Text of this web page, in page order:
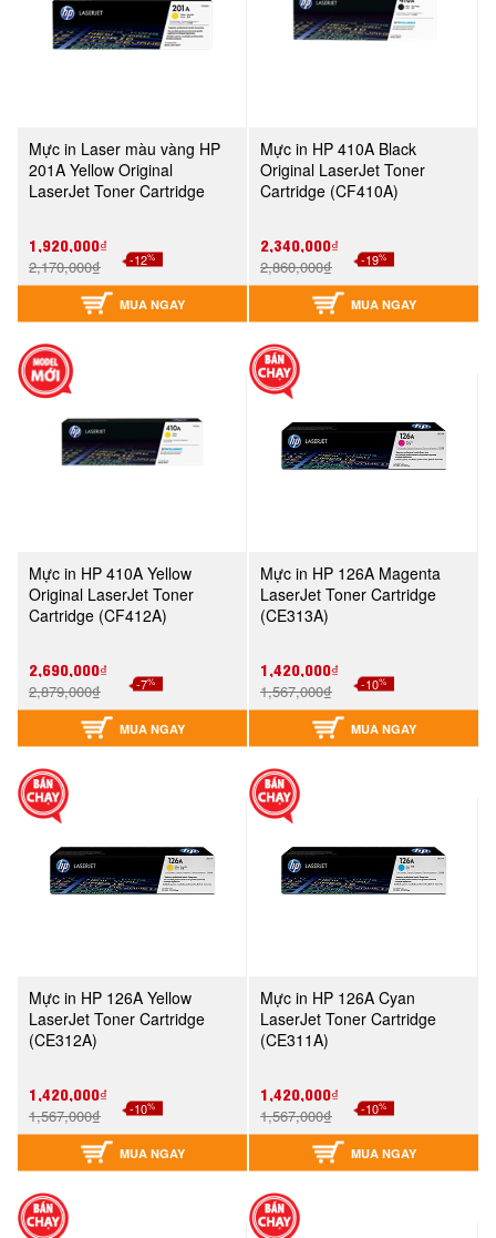
Mực in Laser màu vàng HP
201A Yellow Original
LaserJet Toner Cartridge
1,920,000₫
2,170,000₫ -12%
MUA NGAY
Mực in HP 410A Black
Original LaserJet Toner
Cartridge (CF410A)
2,340,000₫
2,860,000₫ -19%
MUA NGAY
Mực in HP 410A Yellow
Original LaserJet Toner
Cartridge (CF412A)
2,690,000₫
2,879,000₫ -7%
MUA NGAY
Mực in HP 126A Magenta
LaserJet Toner Cartridge
(CE313A)
1,420,000₫
1,567,000₫ -10%
MUA NGAY
Mực in HP 126A Yellow
LaserJet Toner Cartridge
(CE312A)
1,420,000₫
1,567,000₫ -10%
MUA NGAY
Mực in HP 126A Cyan
LaserJet Toner Cartridge
(CE311A)
1,420,000₫
1,567,000₫ -10%
MUA NGAY